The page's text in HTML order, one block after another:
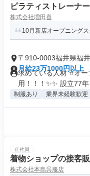
ピラティストレーナ
株式会社増田喜
10月新店オープニング
〒910-0003福井県福
月給23万1000円以上
求めている人材 ⭐オ
用！！！✨✨ 設立77年
制服あり 業界未経験歓迎
正社員
着物ショップの接客
株式会社本島呉服店